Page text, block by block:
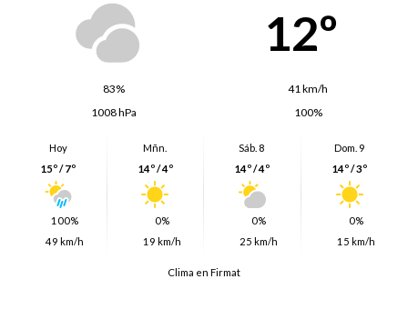
12º
83%
41 km/h
1008 hPa
100%
Hoy
15º / 7º
100%
49 km/h
Mñn.
14º / 4º
0%
19 km/h
Sáb. 8
14º / 4º
0%
25 km/h
Dom. 9
14º / 3º
0%
15 km/h
Clima en Firmat